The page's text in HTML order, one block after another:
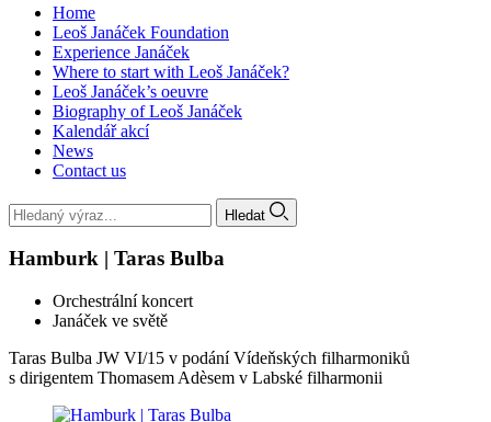
Home
Leoš Janáček Foundation
Experience Janáček
Where to start with Leoš Janáček?
Leoš Janáček’s oeuvre
Biography of Leoš Janáček
Kalendář akcí
News
Contact us
Hledat
Hamburk | Taras Bulba
Orchestrální koncert
Janáček ve světě
Taras Bulba JW VI/15 v podání Vídeňských filharmoniků
s dirigentem Thomasem Adèsem v Labské filharmonii